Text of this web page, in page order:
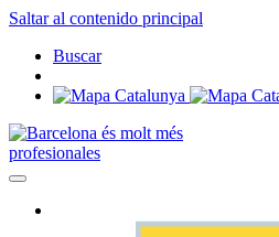
Saltar al contenido principal
Buscar
profesionales